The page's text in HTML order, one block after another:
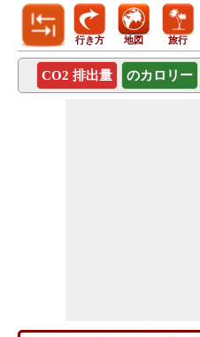
行き方 地図 旅行
CO2 排出量 のカロリー